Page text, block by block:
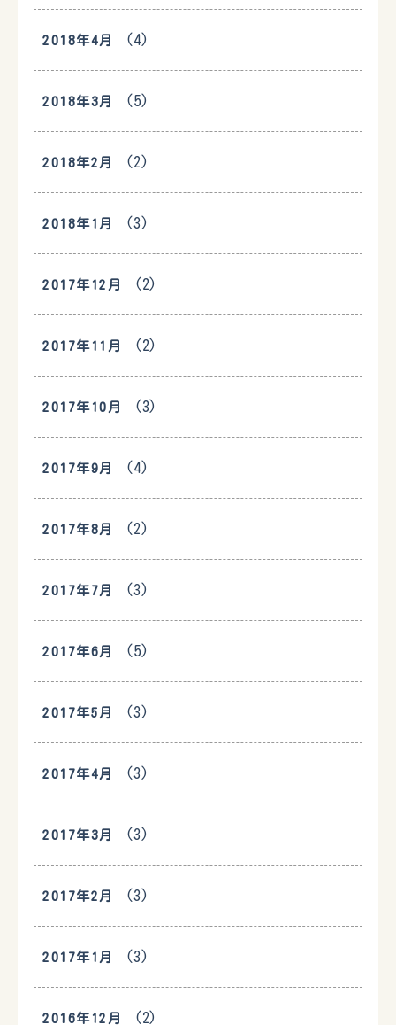
2018年4月 (4)
2018年3月 (5)
2018年2月 (2)
2018年1月 (3)
2017年12月 (2)
2017年11月 (2)
2017年10月 (3)
2017年9月 (4)
2017年8月 (2)
2017年7月 (3)
2017年6月 (5)
2017年5月 (3)
2017年4月 (3)
2017年3月 (3)
2017年2月 (3)
2017年1月 (3)
2016年12月 (2)